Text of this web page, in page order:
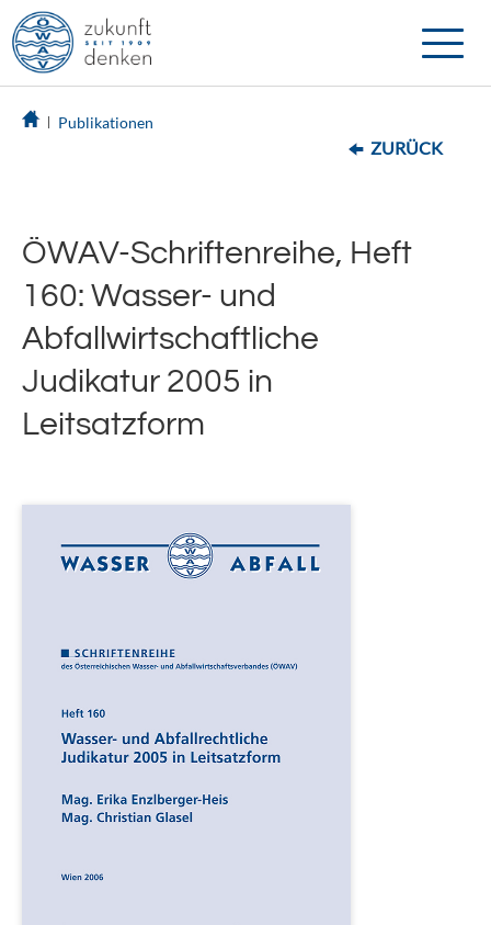
Toggle
Publikationen
ZURÜCK
ÖWAV-Schriftenreihe, Heft
160: Wasser- und
Abfallwirtschaftliche
Judikatur 2005 in
Leitsatzform